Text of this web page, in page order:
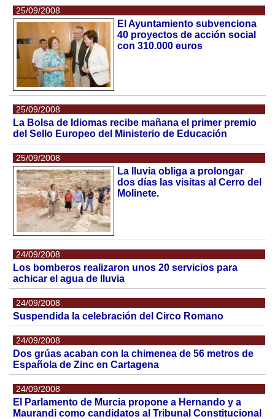
25/09/2008
El Ayuntamiento subvenciona
40 proyectos de acción social
con 310.000 euros
25/09/2008
La Bolsa de Idiomas recibe mañana el primer premio
del Sello Europeo del Ministerio de Educación
25/09/2008
La lluvia obliga a prolongar
dos días las visitas al Cerro del
Molinete.
24/09/2008
Los bomberos realizaron unos 20 servicios para
achicar el agua de lluvia
24/09/2008
Suspendida la celebración del Circo Romano
24/09/2008
Dos grúas acaban con la chimenea de 56 metros de
Española de Zinc en Cartagena
24/09/2008
El Parlamento de Murcia propone a Hernando y a
Maurandi como candidatos al Tribunal Constitucional